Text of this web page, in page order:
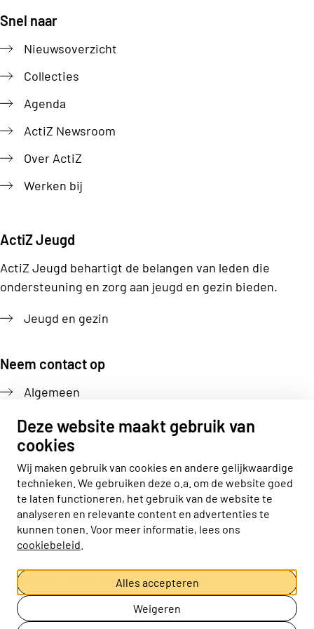
Deze website maakt gebruik van
cookies
Wij maken gebruik van cookies en andere gelijkwaardige
technieken. We gebruiken deze o.a. om de website goed
te laten functioneren, het gebruik van de website te
analyseren en relevante content en advertenties te
kunnen tonen. Voor meer informatie, lees ons
cookiebeleid
Alles accepteren
Weigeren
Snel naar
Nieuwsoverzicht
Collecties
Agenda
ActiZ Newsroom
Over ActiZ
Werken bij
ActiZ Jeugd
ActiZ Jeugd behartigt de belangen van leden die
ondersteuning en zorg aan jeugd en gezin bieden.
Jeugd en gezin
Neem contact op
Algemeen
Pers
Volg ons
Actiz linkedin
Actiz instagram
Actiz youtube
Actiz facebook
Cookie-instellingen aanpassen
© ActiZ